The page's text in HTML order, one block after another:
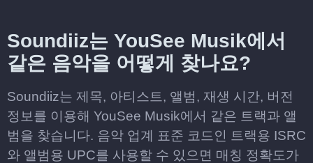
Soundiiz는 YouSee Musik에서
같은 음악을 어떻게 찾나요?
Soundiiz는 제목, 아티스트, 앨범, 재생 시간, 버전
정보를 이용해 YouSee Musik에서 같은 트랙과 앨
범을 찾습니다. 음악 업계 표준 코드인 트랙용 ISRC
와 앨범용 UPC를 사용할 수 있으면 매칭 정확도가